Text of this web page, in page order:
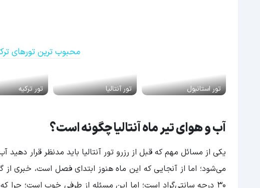
محبوب ترین تورهای
تور استانبول تور آنتالیا تور ترکیه
آب و هوای تیر ماه آنتالیا چگونه است؟
یکی از مسائل مهم که قبل از رزرو تور آنتالیا باید مدنظر قرار
می‌
30 درجه سانتی‌گراد است؛ اما این مسئله از طرفی خوب است؛ چرا که فرصت برای تفریحات آبی مهیاست و می‌